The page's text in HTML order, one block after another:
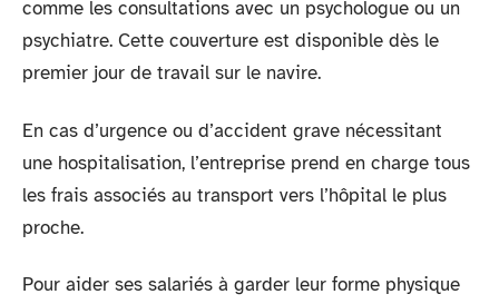
comme les consultations avec un psychologue ou un
psychiatre. Cette couverture est disponible dès le
premier jour de travail sur le navire.
En cas d’urgence ou d’accident grave nécessitant
une hospitalisation, l’entreprise prend en charge tous
les frais associés au transport vers l’hôpital le plus
proche.
Pour aider ses salariés à garder leur forme physique